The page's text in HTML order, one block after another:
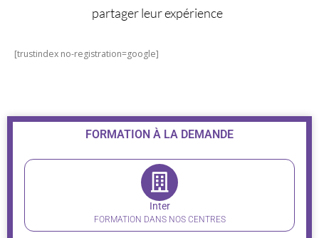
partager leur expérience
[trustindex no-registration=google]
FORMATION À LA DEMANDE
Inter
FORMATION DANS NOS CENTRES